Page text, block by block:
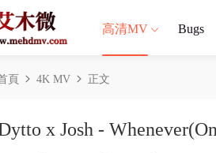
高清MV Bugs
頁 4K MV 正文
x Josh -